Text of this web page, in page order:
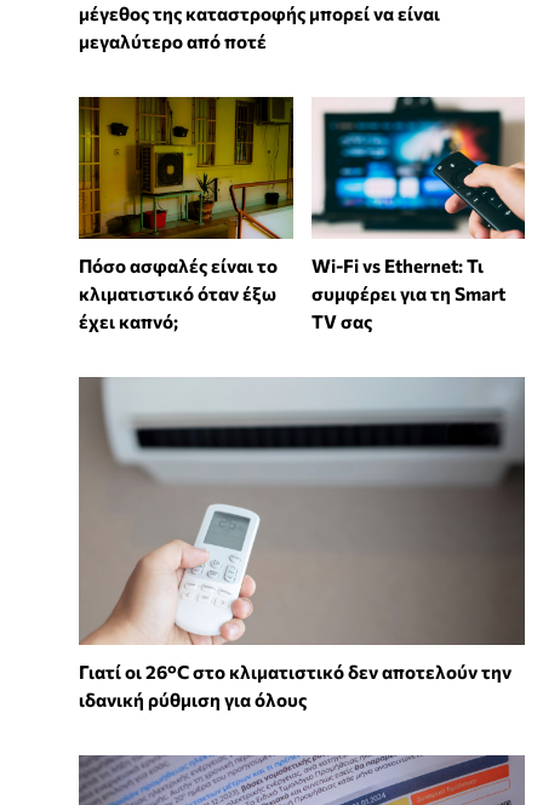
μέγεθος της καταστροφής μπορεί να είναι
μεγαλύτερο από ποτέ
Πόσο ασφαλές είναι το
κλιματιστικό όταν έξω
έχει καπνό;
Wi-Fi vs Ethernet: Τι
συμφέρει για τη Smart
TV σας
Γιατί οι 26°C στο κλιματιστικό δεν αποτελούν την
ιδανική ρύθμιση για όλους